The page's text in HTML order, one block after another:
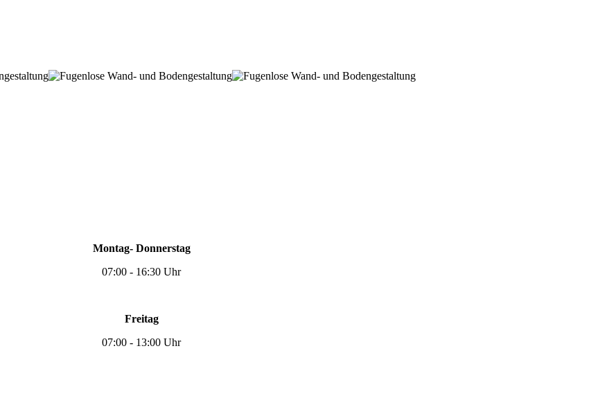
Montag- Donnerstag
07:00 - 16:30 Uhr
Freitag
07:00 - 13:00 Uhr